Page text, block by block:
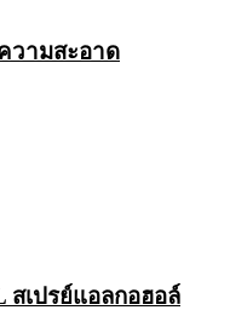
วามสะอาด
สเปรย์แอลกอฮอล์